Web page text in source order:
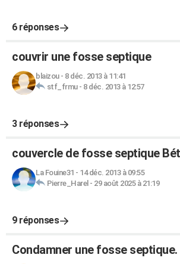
6 réponses
couvrir une fosse septique
blaizou- 8 déc. 2013 à 11:41
stf_frmu- 8 déc. 2013 à 12:57
3 réponses
couvercle de fosse septique
La Fouine31 - 14 déc. 2013 à 09:55
Pierre_Harel - 29 août 2025 à 21:19
9 réponses
Condamner une fosse septique.